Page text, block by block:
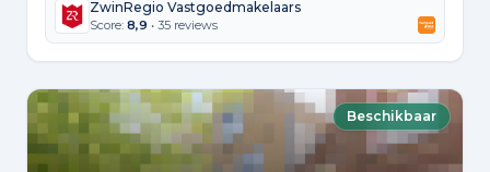
ZwinRegio Vastgoedmakelaars
Score: 8,9 • 35 reviews
Beschikbaar